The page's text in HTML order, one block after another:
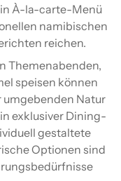
À-la-carte-Menü
namibischen
reichen.
Themenabenden,
speisen können
umgebenden Natur
exklusiver Dining-
gestaltete
Optionen sind